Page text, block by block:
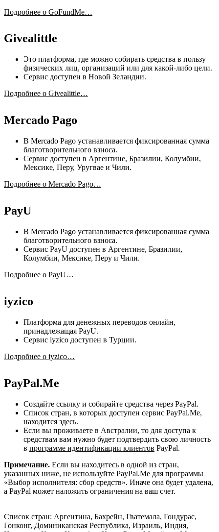
Подробнее о GoFundMe…
Givealittle
Это платформа, где можно собирать средства в пользу
физических лиц, организаций или для какой-либо цели.
Сервис доступен в Новой Зеландии.
Подробнее о Givealittle…
Mercado Pago
В Mercado Pago устанавливается фиксированная сумма
благотворительного взноса.
Сервис доступен в Аргентине, Бразилии, Колумбии,
Мексике, Перу, Уругвае и Чили.
Подробнее о Mercado Pago…
PayU
В Mercado Pago устанавливается фиксированная сумма
благотворительного взноса.
Сервис PayU доступен в Аргентине, Бразилии,
Колумбии, Мексике, Перу и Чили.
Подробнее о PayU…
iyzico
Платформа для денежных переводов онлайн,
принадлежащая PayU.
Сервис iyzico доступен в Турции.
Подробнее о iyzico…
PayPal.Me
Создайте ссылку и собирайте средства через PayPal.
Список стран, в которых доступен сервис PayPal.Me,
находится здесь.
Если вы проживаете в Австралии, то для доступа к
средствам вам нужно будет подтвердить свою личность
в программе идентификации клиентов PayPal.
Примечание. Если вы находитесь в одной из стран,
указанных ниже, не используйте PayPal.Me для программы
«Выбор исполнителя: сбор средств». Иначе она будет удалена,
а PayPal может наложить ограничения на ваш счет.
Список стран: Аргентина, Бахрейн, Гватемала, Гондурас,
Гонконг, Доминиканская Республика, Израиль, Индия,